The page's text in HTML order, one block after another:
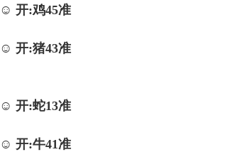
☺ 开:鸡45准
☺ 开:猪43准
☺ 开:蛇13准
☺ 开:牛41准